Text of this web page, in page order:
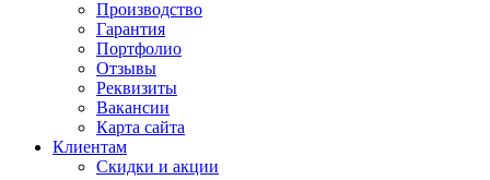
Производство
Гарантия
Портфолио
Отзывы
Реквизиты
Вакансии
Карта сайта
Клиентам
Скидки и акции